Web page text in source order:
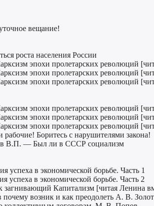
вещание!
роста населения России
эпохи пролетарских революций
эпохи пролетарских революций
эпохи пролетарских революций
эпохи пролетарских революций
эпохи пролетарских революций
эпохи пролетарских революций
Боритесь с нарушителями закона!
В.П. — Был ли в СССР социализм
в экономической борьбе. Часть 1
в экономической борьбе. Часть 2
загнивающий Капитализм [читая Ленина
возник и как преодолеть А. В.